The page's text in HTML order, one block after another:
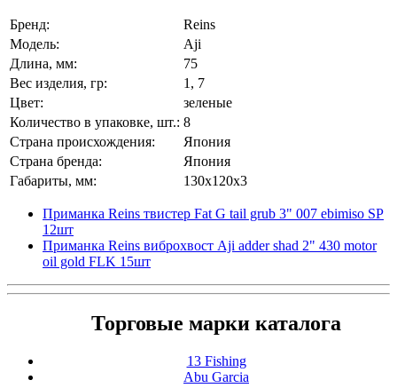
Бренд:
Reins
Модель:
Aji
Длина, мм:
75
Вес изделия, гр:
1, 7
Цвет:
зеленые
Количество в упаковке, шт.: 8
Страна происхождения:
Япония
Страна бренда:
Япония
Габариты, мм:
130x120x3
Приманка Reins твистер Fat G tail grub 3" 007 ebimiso SP
12шт
Приманка Reins виброхвост Aji adder shad 2" 430 motor
oil gold FLK 15шт
Торговые марки каталога
13 Fishing
Abu Garcia